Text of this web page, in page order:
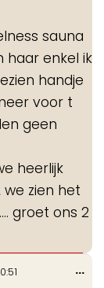
sauna
haar enkel ik
handje
voor t
geen
heerlijk
zien het
groet ons 2
...